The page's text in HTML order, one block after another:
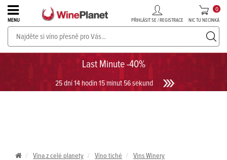
Last Minute -40%
25 dní 14 hodin 15 minut 56 sekund
MENU PŘIHLÁSIT SE / REGISTRACE NIC TU NECINKÁ
0
PROSECCO v akci až do -30%!UKÁZAT PROSECCO
Vína z celé planety Víno tiché
Vins Winery